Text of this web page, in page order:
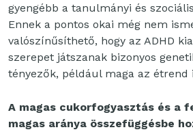
gyengébb a tanulmányi és
Ennek a pontos okai még nem
valószínűsíthető, hogy az ADHD
szerepet játszanak bizonyos
tényezők, például maga az étrend
A magas cukorfogyasztás és a
magas aránya összefüggésbe